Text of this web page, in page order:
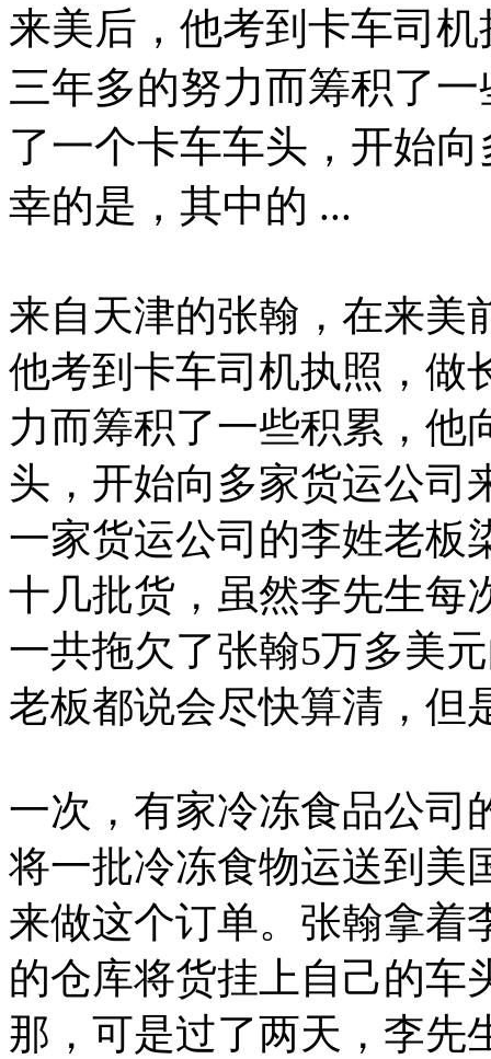
来美后，他考到卡车司
三年多的努力而筹积了
了一个卡车车头，开始
幸的是，其中的 ...
来自天津的张翰，在来美
他考到卡车司机执照，做
力而筹积了一些积累，他
头，开始向多家货运公司
一家货运公司的李姓老板
十几批货，虽然李先生每
一共拖欠了张翰5万多美
老板都说会尽快算清，但
一次，有家冷冻食品公司
将一批冷冻食物运送到美
来做这个订单。张翰拿着
的仓库将货挂上自己的车
那，可是过了两天，李先